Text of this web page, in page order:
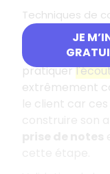
JE
Techniques de
Pour obtenir
commercial
pratiquer
extrêmement
le client car